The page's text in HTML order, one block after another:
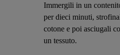
Immergili in un
per dieci minuti,
cotone e poi asciugali
un tessuto.